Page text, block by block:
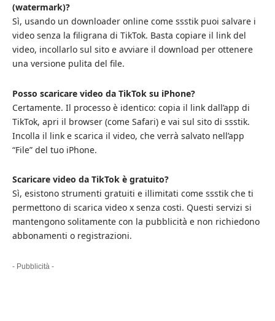
(watermark)?
Sì, usando un downloader online come ssstik puoi salvare i
video senza la filigrana di TikTok. Basta copiare il link del
video, incollarlo sul sito e avviare il download per ottenere
una versione pulita del file.
Posso scaricare video da TikTok su iPhone?
Certamente. Il processo è identico: copia il link dall’app di
TikTok, apri il browser (come Safari) e vai sul sito di ssstik.
Incolla il link e scarica il video, che verrà salvato nell’app
“File” del tuo iPhone.
Scaricare video da TikTok è gratuito?
Sì, esistono strumenti gratuiti e illimitati come ssstik che ti
permettono di scarica video x senza costi. Questi servizi si
mantengono solitamente con la pubblicità e non richiedono
abbonamenti o registrazioni.
- Pubblicità -